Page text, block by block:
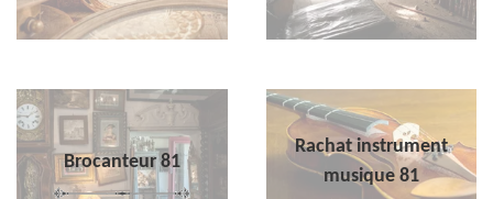
Brocanteur 81
Rachat instrument
musique 81